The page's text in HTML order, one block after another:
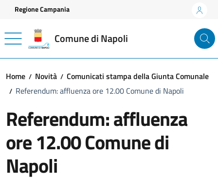
Vai ai contenuti
Vai al footer
Regione Campania
Comune di Napoli
Home Novità
Comunicati stampa della Giunta Comunale
Referendum: affluenza ore 12.00 Comune di Napoli
Referendum: affluenza
ore 12.00 Comune di
Napoli